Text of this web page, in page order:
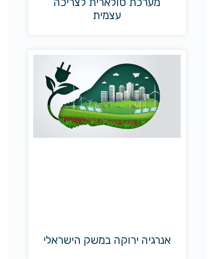
עצמית
אנרגיה ירוקה במשק הישראלי